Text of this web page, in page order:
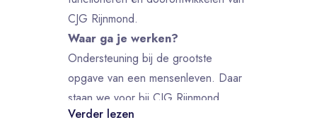
CJG Rijnmond.
Waar ga je werken?
Ondersteuning bij de grootste
opgave van een mensenleven. Daar
staan we voor bij CJG Rijnmond.
Want opvoeden is een
Verder lezen